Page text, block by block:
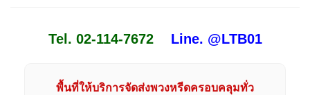
Tel. 02-114-7672 Line. @LTB01
พื้นที่ให้บริการจัดส่งพวงหรีดครอบคลุมทั่ว